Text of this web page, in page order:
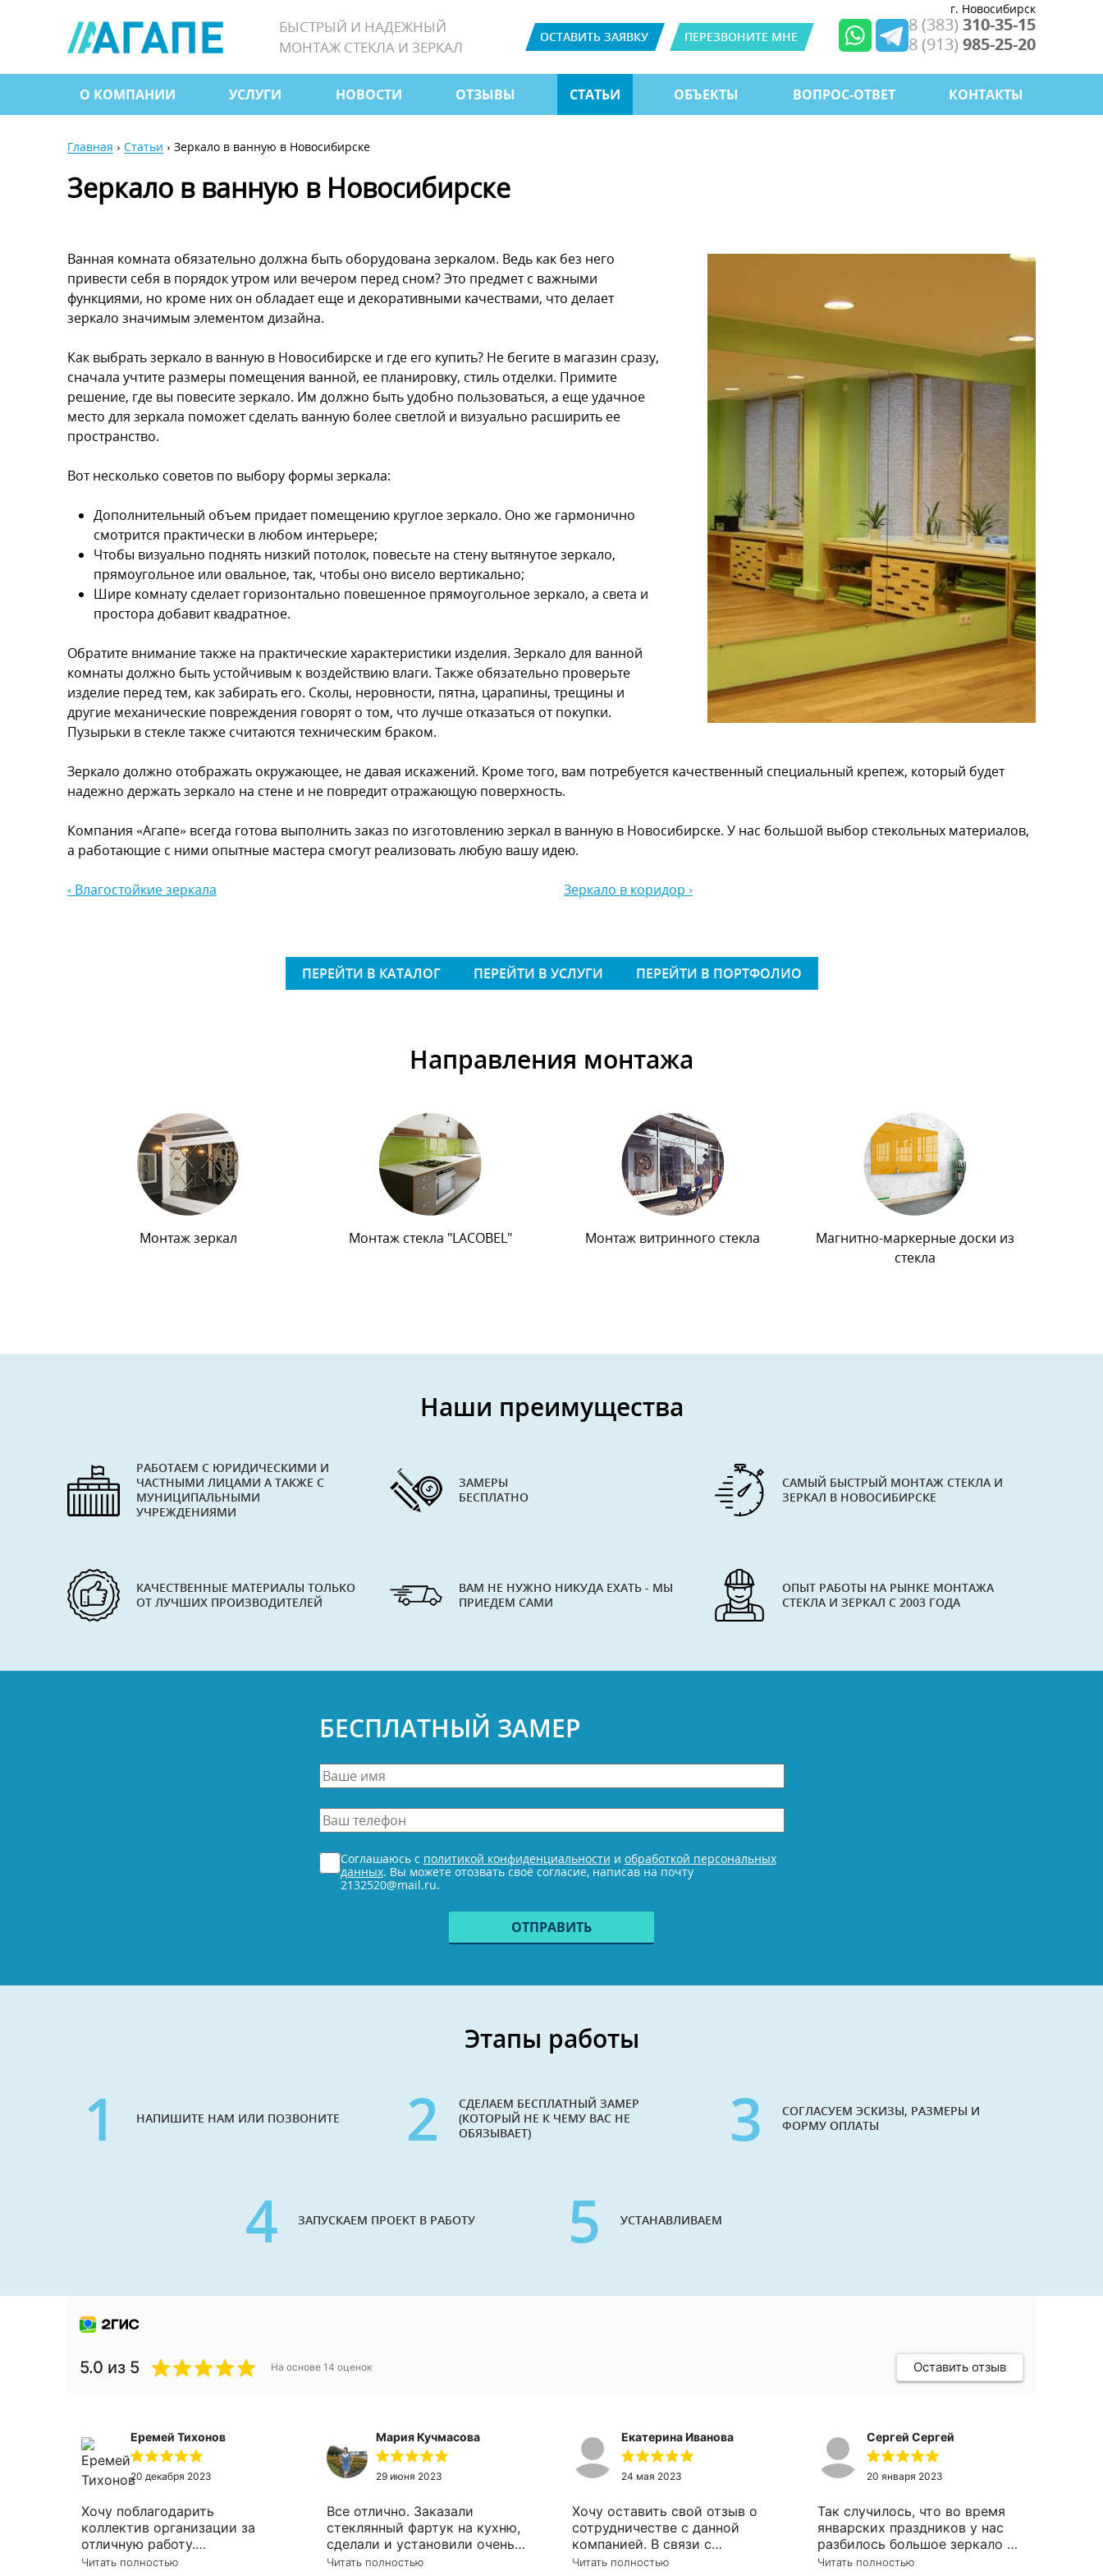
БЫСТРЫЙ И НАДЕЖНЫЙ
МОНТАЖ СТЕКЛА И ЗЕРКАЛ
ОСТАВИТЬ ЗАЯВКУ ПЕРЕЗВОНИТЕ МНЕ
г. Новосибирск
8 (383) 310-35-15
8 (913) 985-25-20
Главное
меню
О КОМПАНИИ УСЛУГИ НОВОСТИ ОТЗЫВЫ СТАТЬИ ОБЪЕКТЫ ВОПРОС-ОТВЕТ КОНТАКТЫ
Вы
здесь
Главная › Статьи › Зеркало в ванную в Новосибирске
Зеркало в ванную в Новосибирске
Ванная комната обязательно должна быть оборудована зеркалом. Ведь как без него
привести себя в порядок утром или вечером перед сном? Это предмет с важными
функциями, но кроме них он обладает еще и декоративными качествами, что делает
зеркало значимым элементом дизайна.
Как выбрать зеркало в ванную в Новосибирске и где его купить? Не бегите в магазин сразу,
сначала учтите размеры помещения ванной, ее планировку, стиль отделки. Примите
решение, где вы повесите зеркало. Им должно быть удобно пользоваться, а еще удачное
место для зеркала поможет сделать ванную более светлой и визуально расширить ее
пространство.
Вот несколько советов по выбору формы зеркала:
Дополнительный объем придает помещению круглое зеркало. Оно же гармонично
смотрится практически в любом интерьере;
Чтобы визуально поднять низкий потолок, повесьте на стену вытянутое зеркало,
прямоугольное или овальное, так, чтобы оно висело вертикально;
Шире комнату сделает горизонтально повешенное прямоугольное зеркало, а света и
простора добавит квадратное.
Обратите внимание также на практические характеристики изделия. Зеркало для ванной
комнаты должно быть устойчивым к воздействию влаги. Также обязательно проверьте
изделие перед тем, как забирать его. Сколы, неровности, пятна, царапины, трещины и
другие механические повреждения говорят о том, что лучше отказаться от покупки.
Пузырьки в стекле также считаются техническим браком.
Зеркало должно отображать окружающее, не давая искажений. Кроме того, вам потребуется качественный специальный крепеж, который будет
надежно держать зеркало на стене и не повредит отражающую поверхность.
Компания «Агапе» всегда готова выполнить заказ по изготовлению зеркал в ванную в Новосибирске. У нас большой выбор стекольных материалов,
а работающие с ними опытные мастера смогут реализовать любую вашу идею.
‹ Влагостойкие зеркала Зеркало в коридор ›
ПЕРЕЙТИ В КАТАЛОГ ПЕРЕЙТИ В УСЛУГИ ПЕРЕЙТИ В ПОРТФОЛИО
Направления монтажа
Монтаж зеркал Монтаж стекла "LACOBEL" Монтаж витринного стекла
Магнитно-маркерные доски из
стекла
Наши преимущества
РАБОТАЕМ С ЮРИДИЧЕСКИМИ И
ЧАСТНЫМИ ЛИЦАМИ А ТАКЖЕ С
МУНИЦИПАЛЬНЫМИ
УЧРЕЖДЕНИЯМИ
ЗАМЕРЫ
БЕСПЛАТНО
САМЫЙ БЫСТРЫЙ МОНТАЖ СТЕКЛА И
ЗЕРКАЛ В НОВОСИБИРСКЕ
КАЧЕСТВЕННЫЕ МАТЕРИАЛЫ ТОЛЬКО
ОТ ЛУЧШИХ ПРОИЗВОДИТЕЛЕЙ
ВАМ НЕ НУЖНО НИКУДА ЕХАТЬ - МЫ
ПРИЕДЕМ САМИ
ОПЫТ РАБОТЫ НА РЫНКЕ МОНТАЖА
СТЕКЛА И ЗЕРКАЛ С 2003 ГОДА
БЕСПЛАТНЫЙ ЗАМЕР
Ваше
имя
*Ваш
телефон
*
Согласие
*
Соглашаюсь с политикой конфиденциальности и обработкой персональных
данных. Вы можете отозвать своё согласие, написав на почту
2132520@mail.ru.
Этапы работы
1 НАПИШИТЕ НАМ ИЛИ ПОЗВОНИТЕ 2
СДЕЛАЕМ БЕСПЛАТНЫЙ ЗАМЕР
(КОТОРЫЙ НЕ К ЧЕМУ ВАС НЕ
ОБЯЗЫВАЕТ)
3
СОГЛАСУЕМ ЭСКИЗЫ, РАЗМЕРЫ И
ФОРМУ ОПЛАТЫ
4 ЗАПУСКАЕМ ПРОЕКТ В РАБОТУ 5 УСТАНАВЛИВАЕМ
5.0 из 5 На основе 14 оценок Оставить отзыв
Еремей Тихонов
20 декабря 2023
Хочу поблагодарить
коллектив организации за
отличную работу.
Потребовалось зеркало в
Читать полностью
Мария Кучмасова
29 июня 2023
Все отлично. Заказали
стеклянный фартук на кухню,
сделали и установили очень
оперативно. Рекомендую!
Читать полностью
Екатерина Иванова
24 мая 2023
Хочу оставить свой отзыв о
сотрудничестве с данной
компанией. В связи с
ремонтом, возникла
Читать полностью
Сергей Сергей
20 января 2023
Так случилось, что во время
январских праздников у нас
разбилось большое зеркало в
примерочной - возникла
Читать полностью